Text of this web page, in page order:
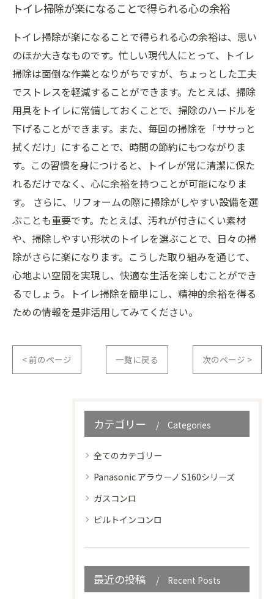
トイレ掃除が楽になることで得られる心の余裕
トイレ掃除が楽になることで得られる心の余裕は、思い
のほか大きなものです。忙しい現代人にとって、トイレ
掃除は面倒な作業となりがちですが、ちょっとした工夫
でストレスを軽減することができます。たとえば、掃除
用具をトイレに常備しておくことで、掃除のハードルを
下げることができます。また、毎回の掃除を「ササっと
拭くだけ」にすることで、時間の節約にもつながりま
す。この習慣を身につけると、トイレが常に清潔に保た
れるだけでなく、心に余裕を持つことが可能になりま
す。 さらに、リフォームの際に掃除がしやすい設備を選
ぶことも重要です。たとえば、汚れが付きにくい素材
や、掃除しやすい形状のトイレを選ぶことで、日々の掃
除がさらに楽になります。こうした取り組みを通じて、
心地よい空間を実現し、快適な生活を楽しむことができ
るでしょう。トイレ掃除を簡単にし、精神的余裕を得る
ための情報を是非活用してみてください。
< 前のページ 一覧に戻る 次のページ >
カテゴリー Categories
全てのカテゴリー
Panasonic アラウーノ S160シリーズ
ガスコンロ
ビルトインコンロ
最近の投稿 Recent Posts